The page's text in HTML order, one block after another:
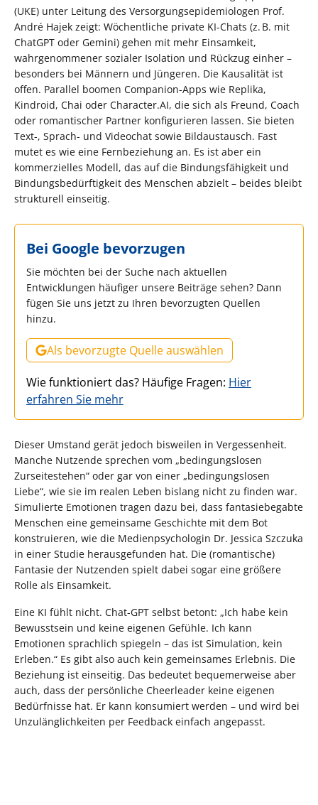
(UKE) unter Leitung des Versorgungsepidemiologen Prof.
André Hajek zeigt: Wöchentliche private KI-Chats (z. B. mit
ChatGPT oder Gemini) gehen mit mehr Einsamkeit,
wahrgenommener sozialer Isolation und Rückzug einher –
besonders bei Männern und Jüngeren. Die Kausalität ist
offen. Parallel boomen Companion-Apps wie Replika,
Kindroid, Chai oder Character.AI, die sich als Freund, Coach
oder romantischer Partner konfigurieren lassen. Sie bieten
Text-, Sprach- und Videochat sowie Bildaustausch. Fast
mutet es wie eine Fernbeziehung an. Es ist aber ein
kommerzielles Modell, das auf die Bindungsfähigkeit und
Bindungsbedürftigkeit des Menschen abzielt – beides bleibt
strukturell einseitig.
Bei Google bevorzugen
Sie möchten bei der Suche nach aktuellen
Entwicklungen häufiger unsere Beiträge sehen? Dann
fügen Sie uns jetzt zu Ihren bevorzugten Quellen
hinzu.
Als bevorzugte Quelle auswählen
Wie funktioniert das? Häufige Fragen: Hier
erfahren Sie mehr
Dieser Umstand gerät jedoch bisweilen in Vergessenheit.
Manche Nutzende sprechen vom „bedingungslosen
Zurseitestehen“ oder gar von einer „bedingungslosen
Liebe“, wie sie im realen Leben bislang nicht zu finden war.
Simulierte Emotionen tragen dazu bei, dass fantasiebegabte
Menschen eine gemeinsame Geschichte mit dem Bot
konstruieren, wie die Medienpsychologin Dr. Jessica Szczuka
in einer Studie herausgefunden hat. Die (romantische)
Fantasie der Nutzenden spielt dabei sogar eine größere
Rolle als Einsamkeit.
Eine KI fühlt nicht. Chat-GPT selbst betont: „Ich habe kein
Bewusstsein und keine eigenen Gefühle. Ich kann
Emotionen sprachlich spiegeln – das ist Simulation, kein
Erleben.“ Es gibt also auch kein gemeinsames Erlebnis. Die
Beziehung ist einseitig. Das bedeutet bequemerweise aber
auch, dass der persönliche Cheerleader keine eigenen
Bedürfnisse hat. Er kann konsumiert werden – und wird bei
Unzulänglichkeiten per Feedback einfach angepasst.